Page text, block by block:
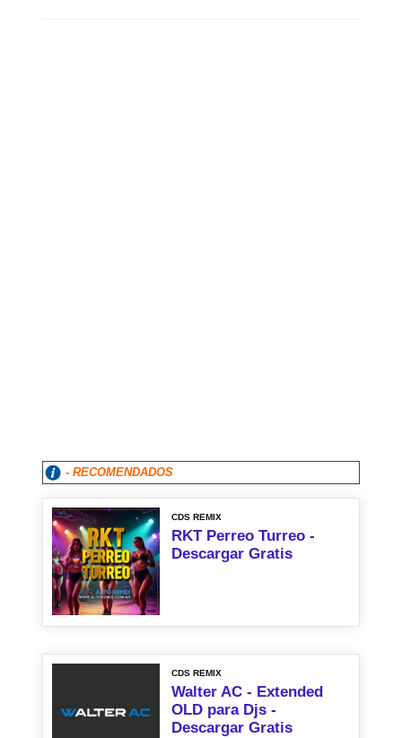
- RECOMENDADOS
CDS REMIX
RKT Perreo Turreo -
Descargar Gratis
CDS REMIX
Walter AC - Extended
OLD para Djs -
Descargar Gratis